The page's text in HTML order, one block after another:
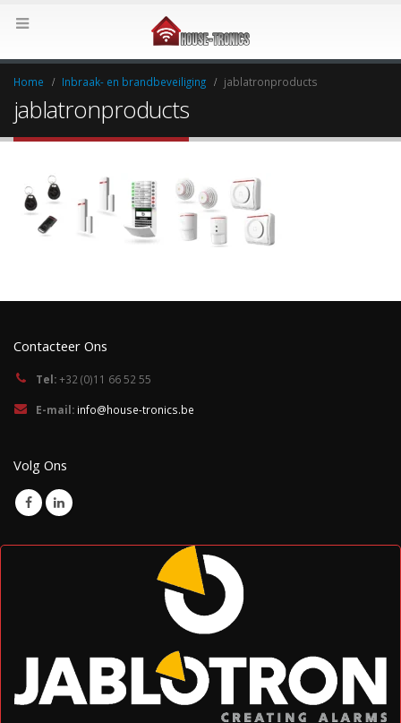
Home Inbraak- en brandbeveiliging jablatronproducts
jablatronproducts
Contacteer Ons
Tel:+32 (0)11 66 52 55
E-mail: info@house-tronics.be
Volg Ons